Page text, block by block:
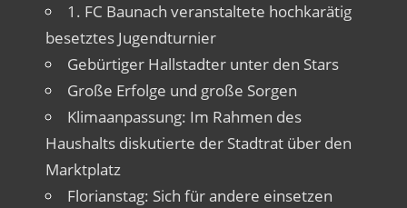
1. FC Baunach veranstaltete hochkarätig
besetztes Jugendturnier
Gebürtiger Hallstadter unter den Stars
Große Erfolge und große Sorgen
Klimaanpassung: Im Rahmen des
Haushalts diskutierte der Stadtrat über den
Marktplatz
Florianstag: Sich für andere einsetzen